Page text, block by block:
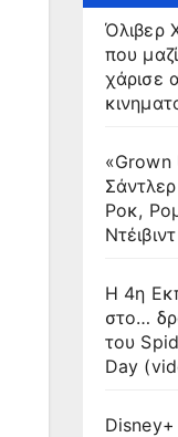
Όλιβερ
που
χάρισε
Ροκ,
Η 4η
στο…
του
Day